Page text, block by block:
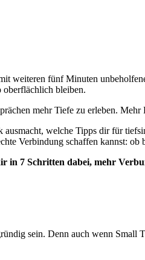
weiteren fünf Minuten
oberflächlich bleiben.
mehr Tiefe zu erleben.
welche Tipps dir für
Verbindung schaffen kannst:
7 Schritten dabei, mehr
sein. Denn auch wenn